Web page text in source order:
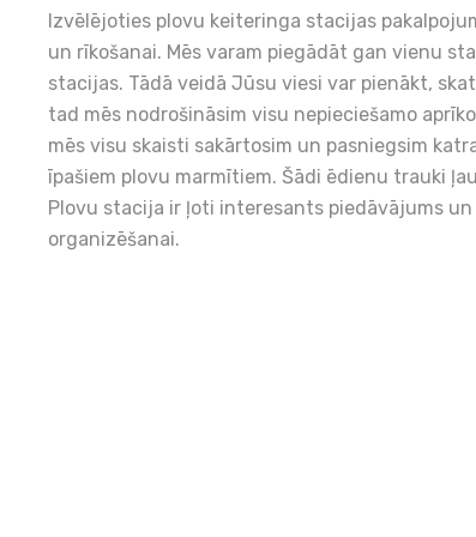
Izvēlējoties plovu keiteringa stacijas
un rīkošanai. Mēs varam piegādāt gan vienu
stacijas. Tādā veidā Jūsu viesi var pienākt,
tad mēs nodrošināsim visu nepieciešamo
mēs visu skaisti sakārtosim un pasniegsim
īpašiem plovu marmītiem. Šādi ēdienu trauki
Plovu stacija ir ļoti interesants piedāvājums
organizēšanai.